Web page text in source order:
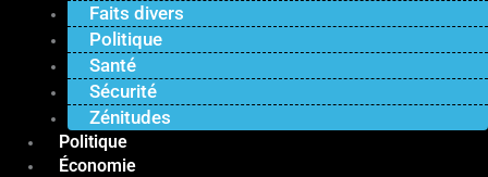
Faits divers
Politique
Santé
Sécurité
Zénitudes
Politique
Économie